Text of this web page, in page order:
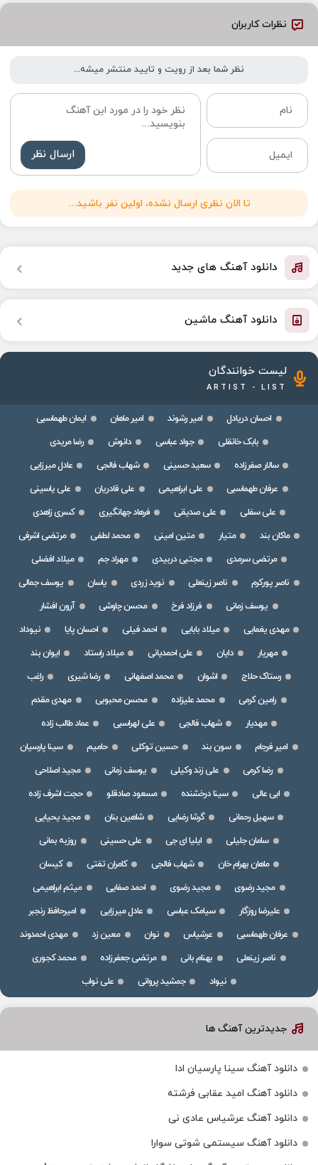
نظرات کاربران
نظر شما بعد از رویت و تایید منتشر میشه...
ارسال نظر
تا الان نظری ارسال نشده، اولین نفر باشید...
دانلود آهنگ های جدید
دانلود آهنگ ماشین
لیست خوانندگان
ARTIST - LIST
احسان دریادل امیر رشوند امیر ماهان
ایمان طهماسبی
بابک خانقلی
جواد عباسی دانوش
رضا مریدی
سالار صفرزاده
سعید حسینی شهاب فالجی
عادل میرزایی
عرفان طهماسبی
علی ابراهیمی علی قادریان
علی یاسینی
علی سفلی
علی صدیقی فرهاد جهانگیری
کسری زاهدی
ماکان بند
متیار متین امینی محمد لطفی
مرتضی اشرفی
مرتضی سرمدی
مجتبی دربیدی مهراد جم
میلاد افضلی
ناصر پورکرم
ناصر زینعلی نوید زردی یاسان
یوسف جمالی
یوسف زمانی
فرزاد فرخ محسن چاوشی
آرون افشار
مهدی یغمایی
میلاد بابایی احمد فیلی احسان پایا
نیوداد
مهریار
دایان علی احمدیانی میلاد راستاد
ایوان بند
رستاک حلاج
اشوان محمد اصفهانی رضا شیری
راغب
رامین کرمی
محمد علیزاده محسن محبوبی
مهدی مقدم
مهدیار
شهاب فالجی علی لهراسبی
عماد طالب زاده
امیر فرجام
سون بند حسین توکلی حامیم
سینا پارسیان
رضا کرمی
علی زند وکیلی یوسف زمانی
مجید اصلاحی
ابی عالی
سینا درخشنده مسعود صادقلو
حجت اشرف زاده
سهیل رحمانی
گرشا رضایی شاهین بنان
مجید یحیایی
سامان جلیلی
ایلیا ای جی علی حسینی
روزبه بمانی
ماهان بهرام خان
شهاب فالجی کامران تفتی
کیسان
مجید رضوی
مجید رضوی احمد صفایی
میثم ابراهیمی
علیرضا روزگار
سیامک عباسی عادل میرزایی
امیرحافظ رنجبر
عرفان طهماسبی
عرشیاس نوان معین زد
مهدی احمدوند
ناصر زینعلی
بهنام بانی مرتضی جعفرزاده
محمد کجوری
نیواد
جمشید پروانی علی نواب
جدیدترین آهنگ ها
دانلود آهنگ سینا پارسیان ادا
دانلود آهنگ امید عقابی فرشته
دانلود آهنگ عرشیاس عادی نی
دانلود آهنگ سیستمی شوتی سوارا